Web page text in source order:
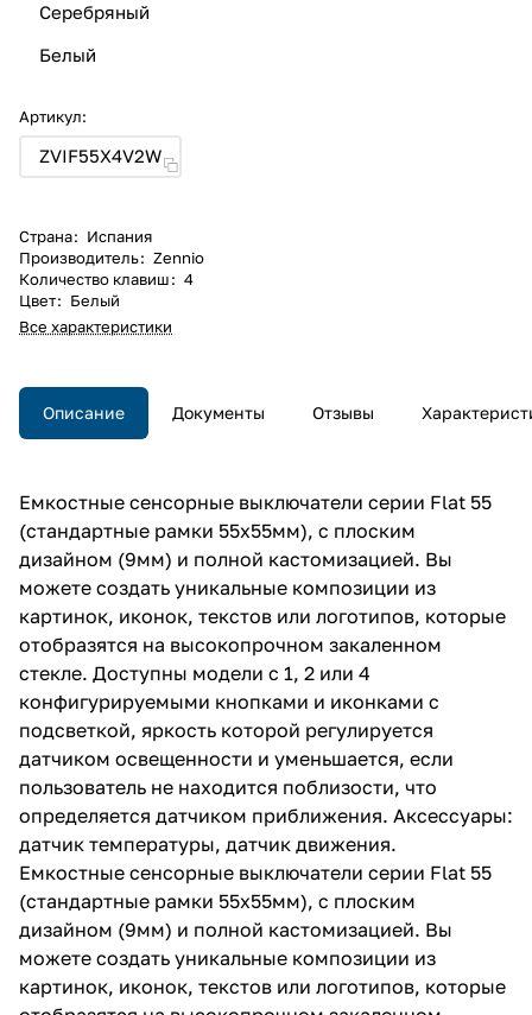
Белый
Серебряный
Артикул:
ZVIF55X4V2W
Страна: Испания
Производитель: Zennio
Количество клавиш: 4
Цвет: Белый
Все характеристики
Описание Документы Отзывы
Емкостные сенсорные выключатели серии Flat 55
(стандартные рамки 55х55мм), с плоским
дизайном (9мм) и полной кастомизацией. Вы
можете создать уникальные композиции из
картинок, иконок, текстов или логотипов, которые
отобразятся на высокопрочном закаленном
стекле. Доступны модели с 1, 2 или 4
конфигурируемыми кнопками и иконками с
подсветкой, яркость которой регулируется
датчиком освещенности и уменьшается, если
пользователь не находится поблизости, что
определяется датчиком приближения. Аксессуары:
датчик температуры, датчик движения.
Емкостные сенсорные выключатели серии Flat 55
(стандартные рамки 55х55мм), с плоским
дизайном (9мм) и полной кастомизацией. Вы
можете создать уникальные композиции из
картинок, иконок, текстов или логотипов, которые